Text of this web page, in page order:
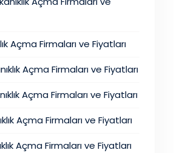
Açma Firmaları ve Fiyatları
Açma Firmaları ve Fiyatları
Açma Firmaları ve Fiyatları
Açma Firmaları ve Fiyatları
Açma Firmaları ve Fiyatları